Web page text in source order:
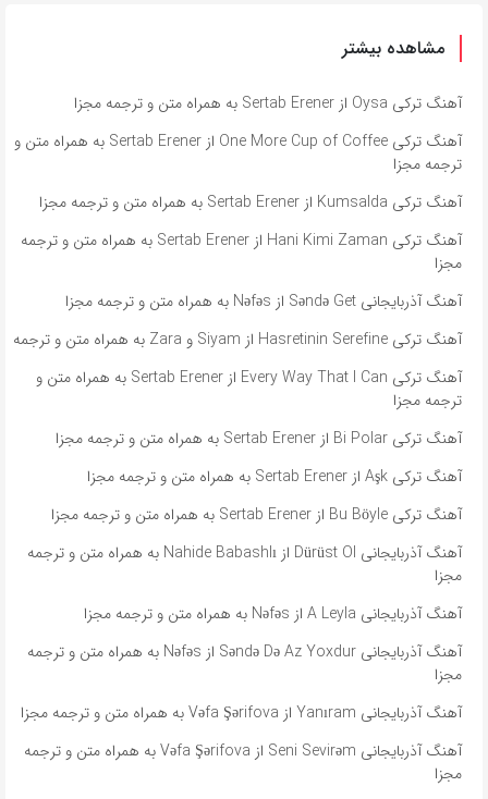
مشاهده بیشتر
آهنگ ترکی Oysa از Sertab Erener به همراه متن و ترجمه مجزا
آهنگ ترکی One More Cup of Coffee از Sertab Erener به همراه متن و
ترجمه مجزا
آهنگ ترکی Kumsalda از Sertab Erener به همراه متن و ترجمه مجزا
آهنگ ترکی Hani Kimi Zaman از Sertab Erener به همراه متن و ترجمه
مجزا
آهنگ آذربایجانی Səndə Get از Nəfəs به همراه متن و ترجمه مجزا
آهنگ ترکی Hasretinin Serefine از Siyam و Zara به همراه متن و ترجمه
آهنگ ترکی Every Way That I Can از Sertab Erener به همراه متن و
ترجمه مجزا
آهنگ ترکی Bi Polar از Sertab Erener به همراه متن و ترجمه مجزا
آهنگ ترکی Aşk از Sertab Erener به همراه متن و ترجمه مجزا
آهنگ ترکی Bu Böyle از Sertab Erener به همراه متن و ترجمه مجزا
آهنگ آذربایجانی Dürüst Ol از Nahide Babashlı به همراه متن و ترجمه
مجزا
آهنگ آذربایجانی A Leyla از Nəfəs به همراه متن و ترجمه مجزا
آهنگ آذربایجانی Səndə Də Az Yoxdur از Nəfəs به همراه متن و ترجمه
مجزا
آهنگ آذربایجانی Yanıram از Vəfa Şərifova به همراه متن و ترجمه مجزا
آهنگ آذربایجانی Seni Sevirəm از Vəfa Şərifova به همراه متن و ترجمه
مجزا